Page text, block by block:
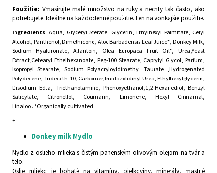
Použitie: Vmasírujte malé množstvo na ruky a nechty tak často, ako
potrebujete. Ideálne na každodenné použitie. Len na vonkajšie použitie.
Ingredients: Aqua, Glyceryl Sterate, Glycerin, Ethylhexyl Palmitate, Cetyl
Alcohol, Panthenol, Dimethicone, Aloe Barbadensis Leaf Juice*, Donkey Milk,
Sodium Hyaluronate, Allantoin, Olea Europaea Fruit Oil*, Urea,Yeast
Extract,Cetearyl Ethelhexanoate, Peg-100 Stearate, Caprylyl Glycol, Parfum,
Isopropyl Stearate, Sodium Polyacryloyldimethyl Taurate ,Hydrogenated
Polydecene, Trideceth-10, Carbomer,Imidazolidinyl Urea, Ethylhexylglycerin,
Disodium Edta, Triethanolamine, Phenoxyethanol,1,2-Hexanediol, Benzyl
Salicylate, Citronellol, Coumarin, Limonene, Hexyl Cinnamal,
Linalool. *Organically cultivated
+
Donkey milk Mydlo
Mydlo z oslieho mlieka s čistým panenským olivovým olejom na tvár a
telo.
Oslie mlieko je bohaté na vitamíny, bielkoviny, minerály, mastné